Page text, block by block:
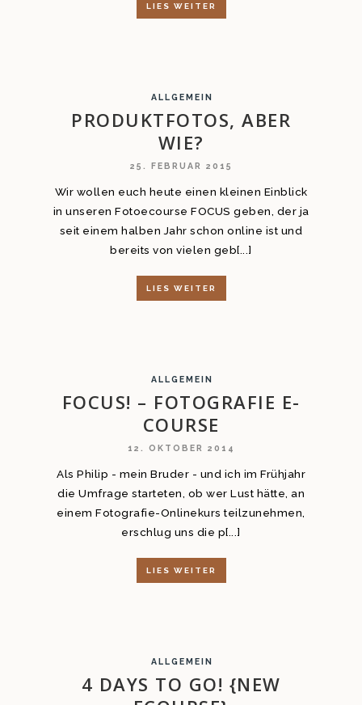
LIES WEITER
ALLGEMEIN
PRODUKTFOTOS, ABER
WIE?
25. FEBRUAR 2015
Wir wollen euch heute einen kleinen Einblick
in unseren Fotoecourse FOCUS geben, der ja
seit einem halben Jahr schon online ist und
bereits von vielen geb[...]
LIES WEITER
ALLGEMEIN
FOCUS! – FOTOGRAFIE E-
COURSE
12. OKTOBER 2014
Als Philip - mein Bruder - und ich im Frühjahr
die Umfrage starteten, ob wer Lust hätte, an
einem Fotografie-Onlinekurs teilzunehmen,
erschlug uns die p[...]
LIES WEITER
ALLGEMEIN
4 DAYS TO GO! {NEW